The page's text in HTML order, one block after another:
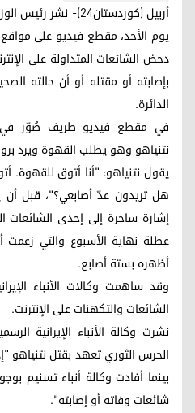
أربيل (كوردستان24)-
يوم الأحد، مقطع فيديو على
دحض الشائعات المتداولة على
بإصابته أو مقتله أو أن حالته
الدائرة.
في مقطع فيديو طريف صُوّر
نتنياهو وهو يطلب القهوة ويرد
يقول نتنياهو: "أنا أتوق للقهوة.
هل تريدون عدّ أصابعي؟"، قبل
إشارة ساخرة إلى إحدى الشائعات
عطلة نهاية الأسبوع والتي
أظهره بستة أصابع.
وقد ساهمت وكالات الأنباء
الشائعات والتكهنات على الإنترنت.
نشرت وكالة الأنباء الإيرانية
الحرس الثوري تعهد بقتل نتنياهو
بينما أفادت وكالة أنباء تسنيم
شائعات وفاته أو إصابته".